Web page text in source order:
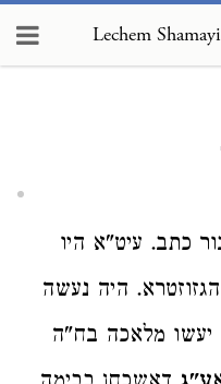
כתב. עיט"א היו
היה נעשה
יעשו מלאכה בח"ה